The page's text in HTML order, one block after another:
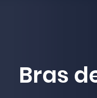
Bras